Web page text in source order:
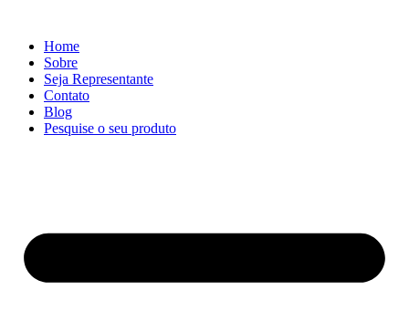
conteúdo
Home
Sobre
Seja Representante
Contato
Blog
Pesquise o seu produto